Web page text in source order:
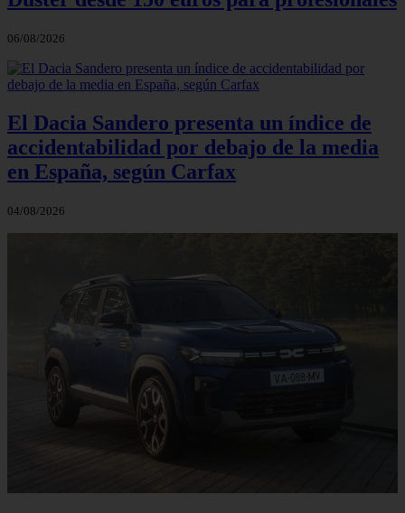
06/08/2026
El Dacia Sandero presenta un índice de
accidentabilidad por debajo de la media
en España, según Carfax
04/08/2026